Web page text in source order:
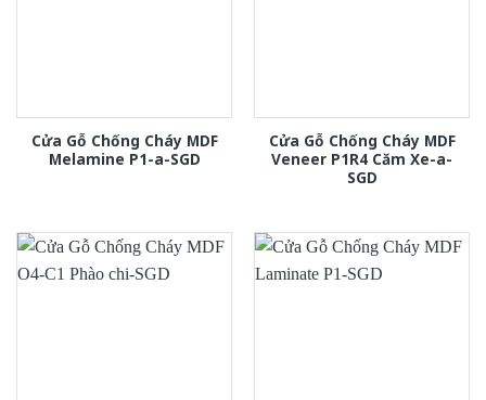
Cửa Gỗ Chống Cháy MDF
Melamine P1-a-SGD
Cửa Gỗ Chống Cháy MDF
Veneer P1R4 Căm Xe-a-
SGD